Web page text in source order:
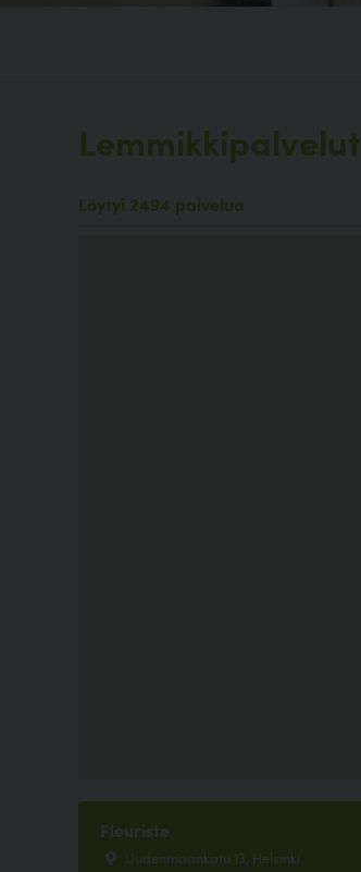
Lemmikkipalvelut
Löytyi 2494 palvelua
Fleuriste
Uudenmaankatu 13, Helsinki